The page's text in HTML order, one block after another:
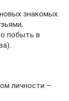
знакомых.
побыть в
личности –